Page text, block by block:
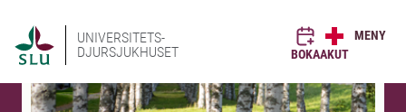
UNIVERSITETS-
DJURSJUKHUSET
BOKAAKUT
MENY